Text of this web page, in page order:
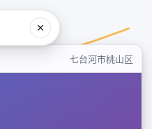
七台河市桃山区